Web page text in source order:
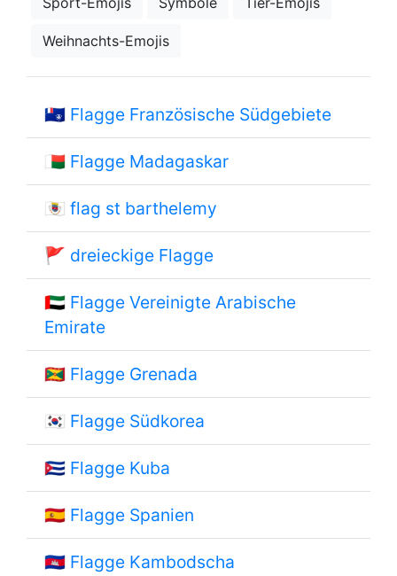
Weihnachts-Emojis
🇹🇫 Flagge Französische Südgebiete
🇲🇬 Flagge Madagaskar
🇧🇱 flag st barthelemy
🚩 dreieckige Flagge
🇦🇪 Flagge Vereinigte Arabische
Emirate
🇬🇩 Flagge Grenada
🇰🇷 Flagge Südkorea
🇨🇺 Flagge Kuba
🇪🇸 Flagge Spanien
🇰🇭 Flagge Kambodscha